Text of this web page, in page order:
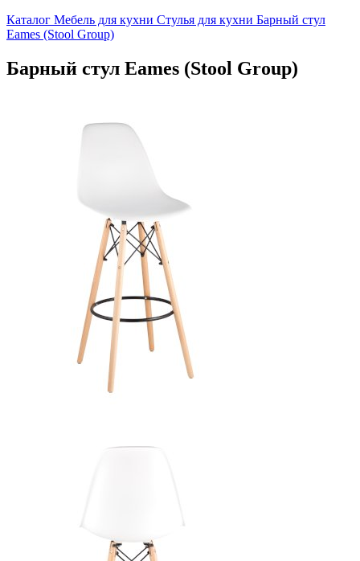
Каталог Мебель для кухни Стулья для кухни Барный стул
Eames (Stool Group)
Барный стул Eames (Stool Group)